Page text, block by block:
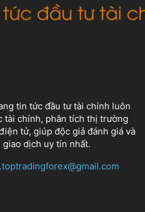
tin tức đầu tư tài chính luôn
tài chính, phân tích thị trường
tử, giúp độc giả đánh giá và
dịch uy tín nhất.